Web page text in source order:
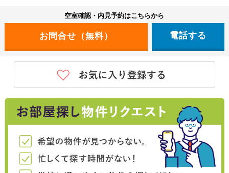
空室確認・内見予約はこちらから
電話する